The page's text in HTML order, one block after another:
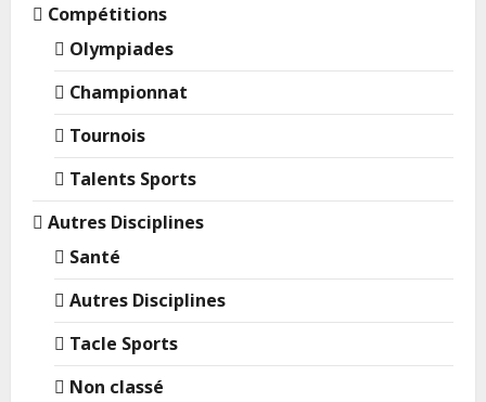
Compétitions
Olympiades
Championnat
Tournois
Talents Sports
Autres Disciplines
Santé
Autres Disciplines
Tacle Sports
Non classé